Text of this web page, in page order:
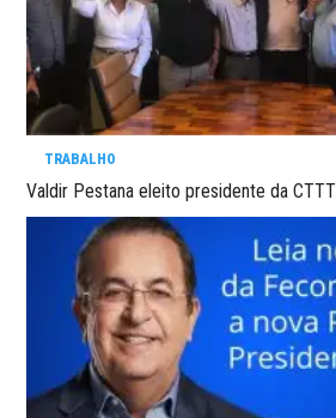
TRABALHO
Valdir Pestana eleito presidente da CTTT